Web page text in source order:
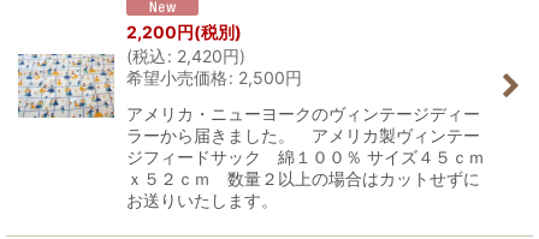
2,200円(税別)
(税込: 2,420円)
希望小売価格: 2,500円
アメリカ・ニューヨークのヴィンテージディー
ラーから届きました。 アメリカ製ヴィンテー
ジフィードサック 綿１００％ サイズ４５ｃｍ
ｘ５２ｃｍ 数量２以上の場合はカットせずに
お送りいたします。